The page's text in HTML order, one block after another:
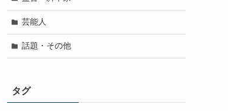
芸能人
話題・その他
タグ